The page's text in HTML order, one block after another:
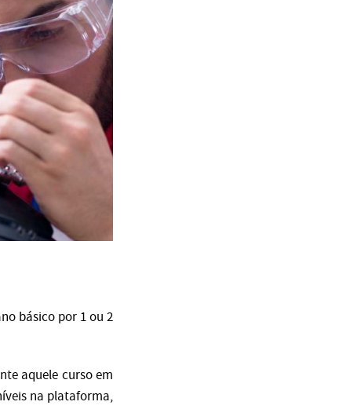
básico por 1 ou 2
aquele curso em
na plataforma,